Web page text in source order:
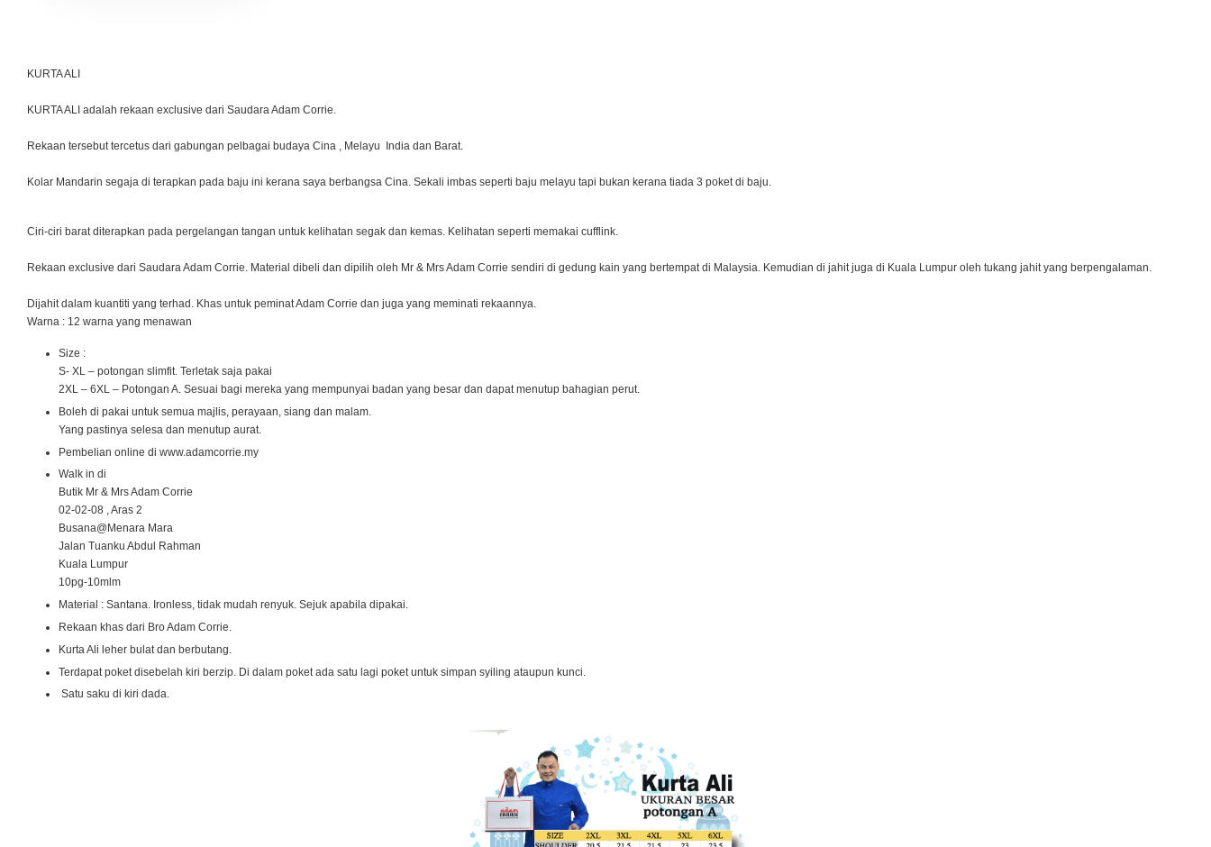
KURTA ALI
KURTA ALI adalah rekaan exclusive dari Saudara Adam Corrie.
Rekaan tersebut tercetus dari gabungan pelbagai budaya Cina , Melayu India dan Barat.
Kolar Mandarin segaja di terapkan pada baju ini kerana saya berbangsa Cina. Sekali imbas seperti baju melayu tapi bukan kerana tiada 3 poket di baju.
Ciri-ciri barat diterapkan pada pergelangan tangan untuk kelihatan segak dan kemas. Kelihatan seperti memakai cufflink.
Rekaan exclusive dari Saudara Adam Corrie. Material dibeli dan dipilih oleh Mr & Mrs Adam Corrie sendiri di gedung kain yang bertempat di Malaysia. Kemudian di jahit juga di Kuala Lumpur oleh tukang jahit yang berpengalaman.
Dijahit dalam kuantiti yang terhad. Khas untuk peminat Adam Corrie dan juga yang meminati rekaannya.
Warna : 12 warna yang menawan
Size :
S- XL – potongan slimfit. Terletak saja pakai
2XL – 6XL – Potongan A. Sesuai bagi mereka yang mempunyai badan yang besar dan dapat menutup bahagian perut.
Boleh di pakai untuk semua majlis, perayaan, siang dan malam.
Yang pastinya selesa dan menutup aurat.
Pembelian online di www.adamcorrie.my
Walk in di
Butik Mr & Mrs Adam Corrie
02-02-08 , Aras 2
Busana@Menara Mara
Jalan Tuanku Abdul Rahman
Kuala Lumpur
10pg-10mlm
Material : Santana. Ironless, tidak mudah renyuk. Sejuk apabila dipakai.
Rekaan khas dari Bro Adam Corrie.
Kurta Ali leher bulat dan berbutang.
Terdapat poket disebelah kiri berzip. Di dalam poket ada satu lagi poket untuk simpan syiling ataupun kunci.
Satu saku di kiri dada.